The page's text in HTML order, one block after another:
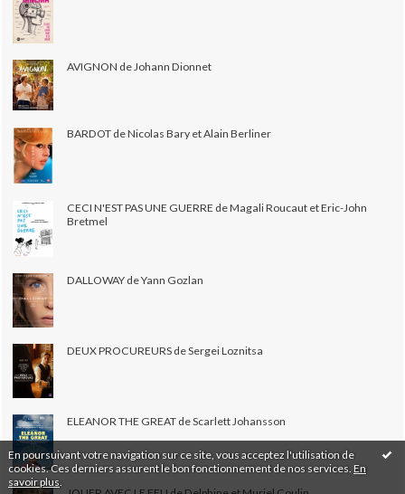
En poursuivant votre navigation sur ce site, vous acceptez l'utilisation de
cookies. Ces derniers assurent le bon fonctionnement de nos services. En
savoir plus
AVIGNON de Johann Dionnet
BARDOT de Nicolas Bary et Alain Berliner
CECI N'EST PAS UNE GUERRE de Magali Roucaut et Eric-John
Bretmel
DALLOWAY de Yann Gozlan
DEUX PROCUREURS de Sergei Loznitsa
ELEANOR THE GREAT de Scarlett Johansson